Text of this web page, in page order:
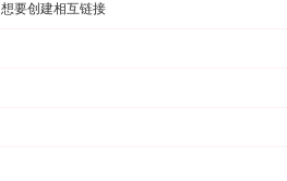
要创建相互链接